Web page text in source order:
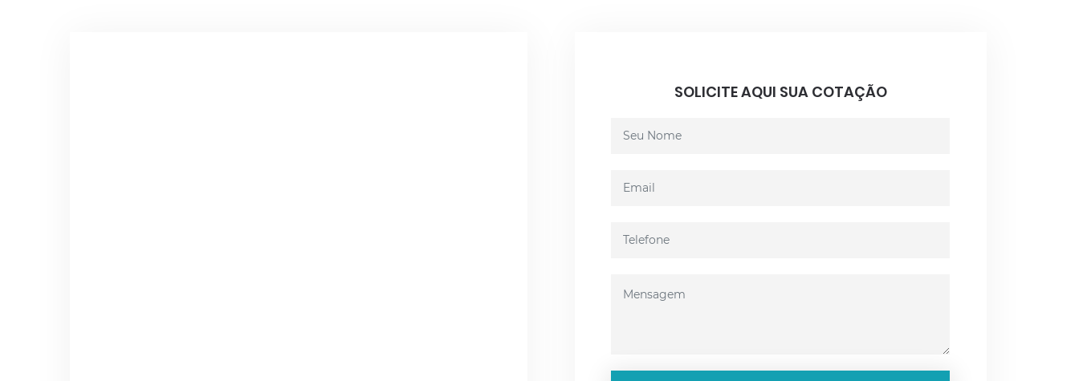
SOLICITE AQUI SUA COTAÇÃO